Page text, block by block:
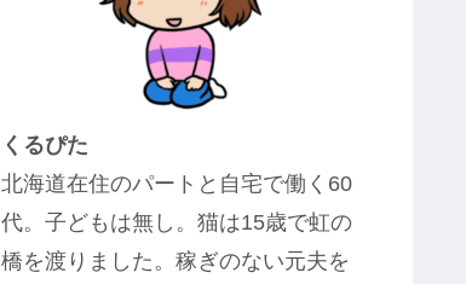
くるぴた
北海道在住のパートと自宅で働く60
代。子どもは無し。猫は15歳で虹の
橋を渡りました。稼ぎのない元夫を